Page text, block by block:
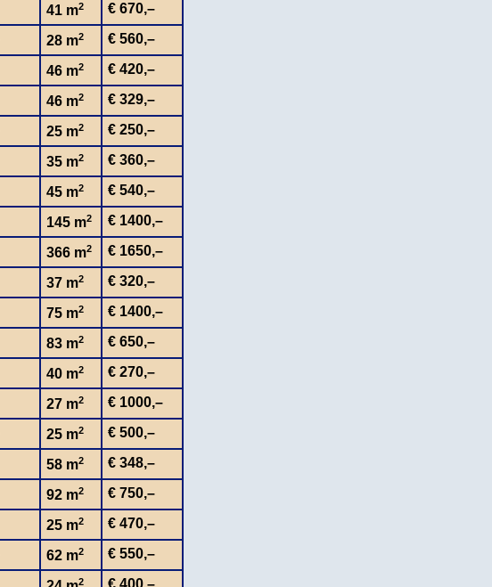
41 m2
€ 670,–
28 m2
€ 560,–
46 m2
€ 420,–
46 m2
€ 329,–
25 m2
€ 250,–
35 m2
€ 360,–
45 m2
€ 540,–
145 m2
€ 1400,–
366 m2
€ 1650,–
37 m2
€ 320,–
75 m2
€ 1400,–
83 m2
€ 650,–
40 m2
€ 270,–
27 m2
€ 1000,–
25 m2
€ 500,–
58 m2
€ 348,–
92 m2
€ 750,–
25 m2
€ 470,–
62 m2
€ 550,–
2 € 400,–